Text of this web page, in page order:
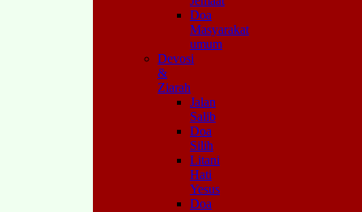
Doa
Masyarakat
umum
Devosi
&
Ziarah
Jalan
Salib
Doa
Silih
Litani
Hati
Yesus
Doa